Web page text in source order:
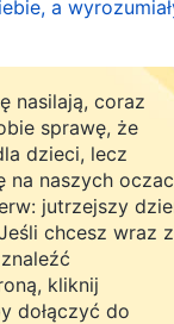
o te rzeczy?
Bożych: „
wiele
mógł
wam
twoje
a
nasilają, coraz
sprawę, że
dzieci, lecz
na naszych
jutrzejszy
chcesz wraz z
kliknij
dołączyć do